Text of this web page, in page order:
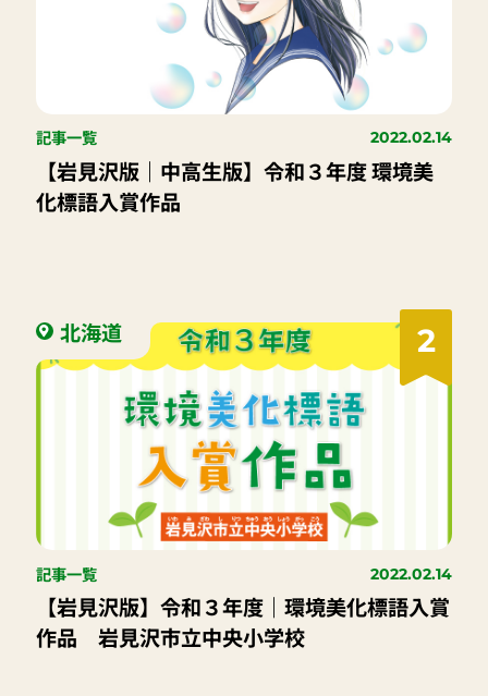
記事一覧 2022.02.14
【岩見沢版｜中高生版】令和３年度 環境美
化標語入賞作品
2
北海道
記事一覧 2022.02.14
【岩見沢版】令和３年度｜環境美化標語入賞
作品 岩見沢市立中央小学校